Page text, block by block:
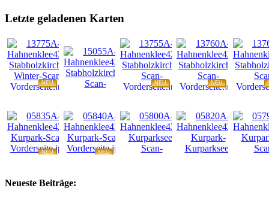
Letzte geladenen Karten
NEU NEU NEU
NEU
NEU
Neueste Beiträge: